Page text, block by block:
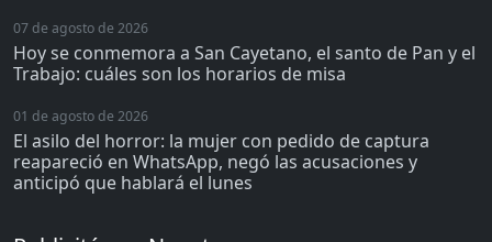
07 de agosto de 2026
Hoy se conmemora a San Cayetano, el santo de Pan y el
Trabajo: cuáles son los horarios de misa
01 de agosto de 2026
El asilo del horror: la mujer con pedido de captura
reapareció en WhatsApp, negó las acusaciones y
anticipó que hablará el lunes